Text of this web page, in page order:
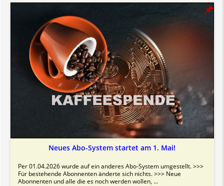
Neues Abo-System startet am 1. Mai!
Per 01.04.2026 wurde auf ein anderes Abo-System umgestellt. >>>
Für bestehende Abonnenten änderte sich nichts. >>> Neue
Abonnenten und alle die es noch werden wollen, ...